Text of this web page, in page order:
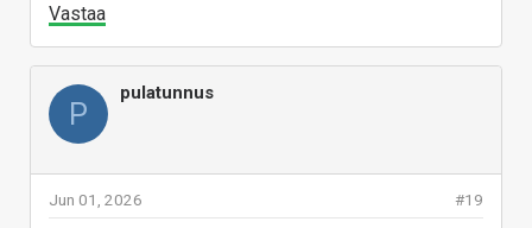
Vastaa
P
pulatunnus
#19
Jun 01, 2026